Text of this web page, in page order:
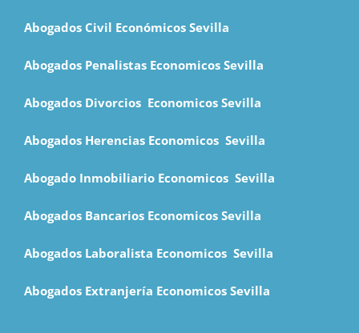
Abogados Civil Económicos Sevilla
Abogados Penalistas Economicos Sevilla
Abogados Divorcios Economicos Sevilla
Abogados Herencias Economicos Sevilla
Abogado Inmobiliario Economicos Sevilla
Abogados Bancarios Economicos Sevilla
Abogados Laboralista Economicos Sevilla
Abogados Extranjería Economicos Sevilla